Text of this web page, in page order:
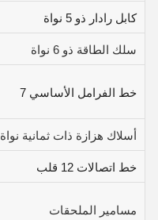
كابل رادار ذو 5 نواة
سلك الطاقة ذو 6 نواة
خط الفرامل الأساسي 7
أسلاك هزازة ذات ثمانية نواة
خط اتصالات 12 قلب
مسامير الملحقات